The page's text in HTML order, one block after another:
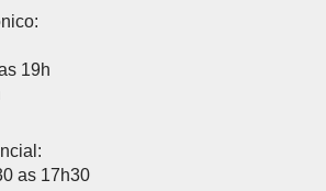
19h
as 17h30